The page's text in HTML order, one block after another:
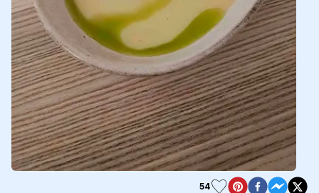
54